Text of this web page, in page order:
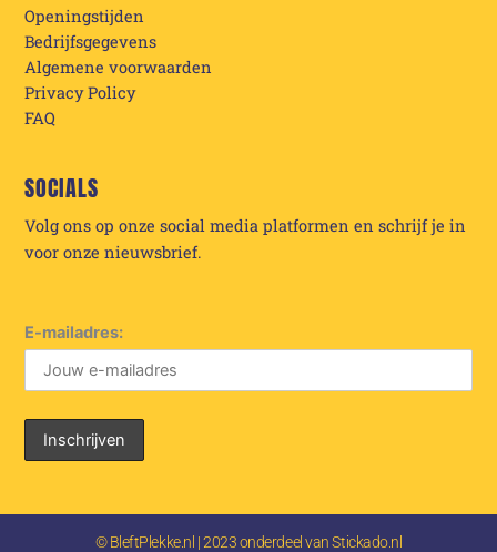
Openingstijden
Bedrijfsgegevens
Algemene voorwaarden
Privacy Policy
FAQ
SOCIALS
Volg ons op onze social media platformen en schrijf je in
voor onze nieuwsbrief.
E-mailadres:
© BleftPlekke.nl | 2023 onderdeel van Stickado.nl